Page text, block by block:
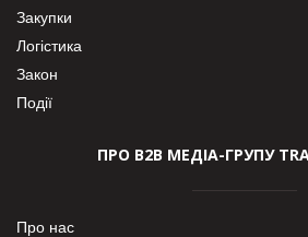
Закупки
Логістика
Закон
Події
ПРО В2В МЕДІА-ГРУПУ
Про нас